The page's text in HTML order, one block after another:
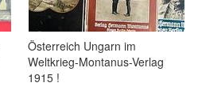
Österreich Ungarn im
Weltkrieg-Montanus-Verlag
1915 !